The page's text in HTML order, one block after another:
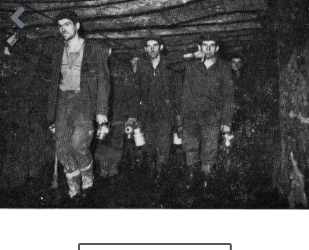
Rudnici i rudari Ladanja i Brodarovca